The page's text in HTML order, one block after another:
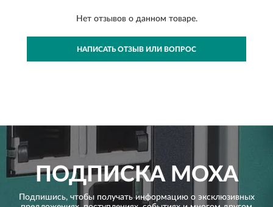
Нет отзывов о данном товаре.
НАПИСАТЬ ОТЗЫВ ИЛИ ВОПРОС
ПОДПИСКАMOXA
Подпишись, чтобы получать информацию о эксклюзивных